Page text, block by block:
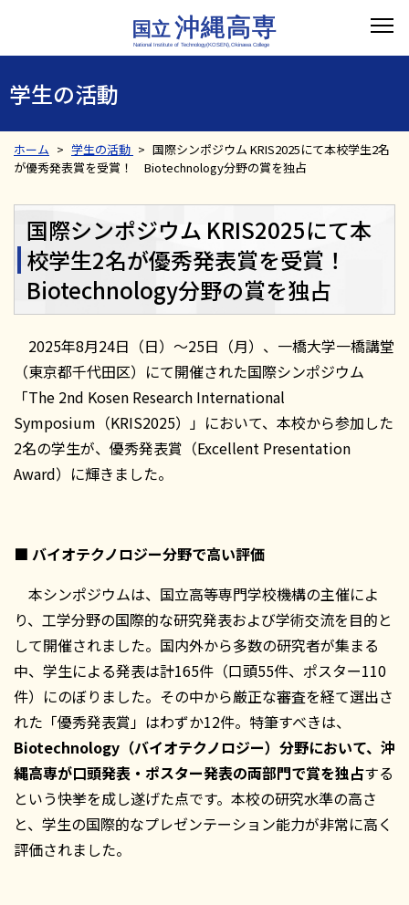
学生の活動
ホーム 学生の活動
国際シンポジウム KRIS2025にて本校学生2名
が優秀発表賞を受賞！ Biotechnology分野の賞を独占
国際シンポジウム KRIS2025にて本
校学生2名が優秀発表賞を受賞！
Biotechnology分野の賞を独占
2025年8月24日（日）～25日（月）、一橋大学一橋講堂
（東京都千代田区）にて開催された国際シンポジウム
「The 2nd Kosen Research International
Symposium（KRIS2025）」において、本校から参加した
2名の学生が、優秀発表賞（Excellent Presentation
Award）に輝きました。
■ バイオテクノロジー分野で高い評価
本シンポジウムは、国立高等専門学校機構の主催によ
り、工学分野の国際的な研究発表および学術交流を目的と
して開催されました。国内外から多数の研究者が集まる
中、学生による発表は計165件（口頭55件、ポスター110
件）にのぼりました。その中から厳正な審査を経て選出さ
れた「優秀発表賞」はわずか12件。特筆すべきは、
Biotechnology （バイオテクノロジー）分野において、沖
縄高専が口頭発表・ポスター発表の両部門で賞を独占する
という快挙を成し遂げた点です。本校の研究水準の高さ
と、学生の国際的なプレゼンテーション能力が非常に高く
評価されました。